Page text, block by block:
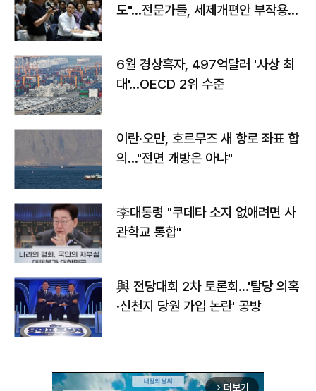
도"…전문가들, 세제개편안 부작용
6월 경상흑자, 497억달러 '사상 최
대'…OECD 2위 수준
이란·오만, 호르무즈 새 항로 좌표 합
의…"전면 개방은 아냐"
李대통령 "쿠데타 소지 없애려면 사
관학교 통합"
與 전당대회 2차 토론회…'탈당 의혹
·신천지 당원 가입 논란' 공방
arrow_forward_ios 더보기